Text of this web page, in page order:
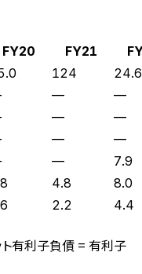
FY20 FY21
124 24.6
— —
— —
— —
— 7.9
4.8 8.0
2.2 4.4
有利子負債 = 有利子